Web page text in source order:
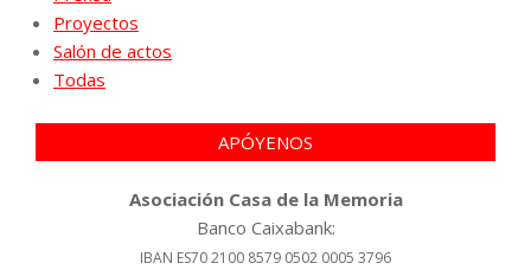
Proyectos
Salón de actos
Todas
APÓYENOS
Asociación Casa de la Memoria
Banco Caixabank:
IBAN ES70 2100 8579 0502 0005 3796